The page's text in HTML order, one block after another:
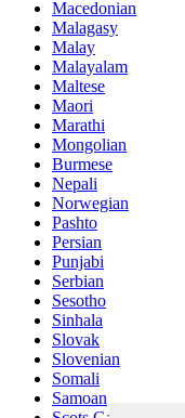
Macedonian
Malagasy
Malay
Malayalam
Maltese
Maori
Marathi
Mongolian
Burmese
Nepali
Norwegian
Pashto
Persian
Punjabi
Serbian
Sesotho
Sinhala
Slovak
Slovenian
Somali
Samoan